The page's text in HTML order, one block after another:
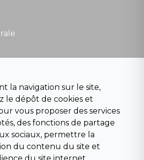
noire.com
la navigation sur le site,
le dépôt de cookies et
vous proposer des services
des fonctions de partage
sociaux, permettre la
du contenu du site et